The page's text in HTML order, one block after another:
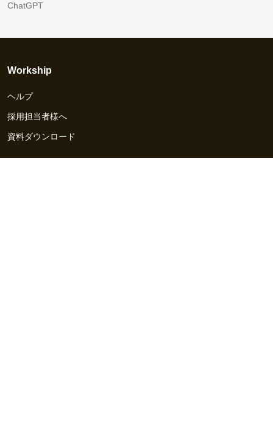
ChatGPT
Workship
ヘルプ
採用担当者様へ
資料ダウンロード